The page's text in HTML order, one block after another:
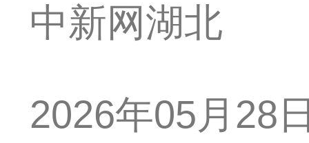
中新网湖北
2026年05月28